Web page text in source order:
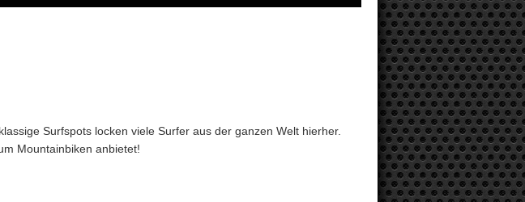
Surfspots locken viele Surfer aus der ganzen Welt hierher.
Mountainbiken anbietet!